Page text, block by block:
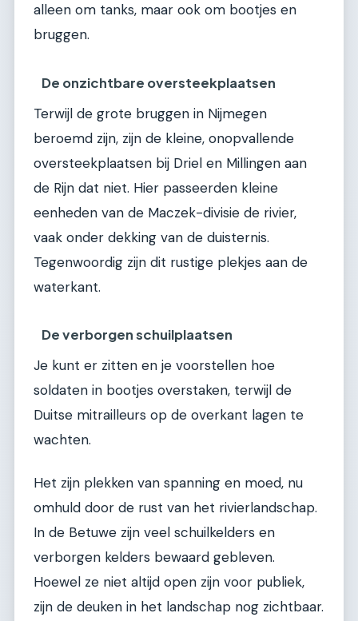
alleen om tanks, maar ook om bootjes en
bruggen.
De onzichtbare oversteekplaatsen
Terwijl de grote bruggen in Nijmegen
beroemd zijn, zijn de kleine, onopvallende
oversteekplaatsen bij Driel en Millingen aan
de Rijn dat niet. Hier passeerden kleine
eenheden van de Maczek-divisie de rivier,
vaak onder dekking van de duisternis.
Tegenwoordig zijn dit rustige plekjes aan de
waterkant.
De verborgen schuilplaatsen
Je kunt er zitten en je voorstellen hoe
soldaten in bootjes overstaken, terwijl de
Duitse mitrailleurs op de overkant lagen te
wachten.
Het zijn plekken van spanning en moed, nu
omhuld door de rust van het rivierlandschap.
In de Betuwe zijn veel schuilkelders en
verborgen kelders bewaard gebleven.
Hoewel ze niet altijd open zijn voor publiek,
zijn de deuken in het landschap nog zichtbaar.